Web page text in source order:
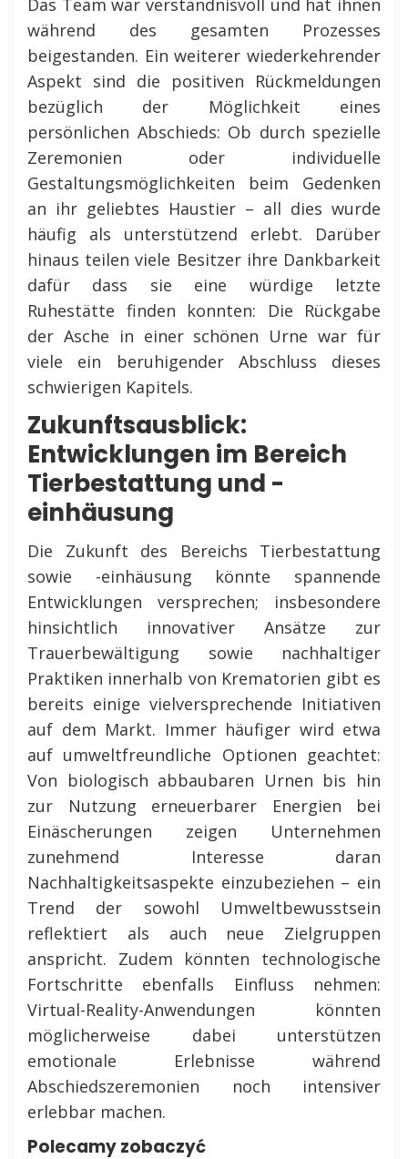
Das Team war verständnisvoll und hat ihnen
während des gesamten Prozesses
beigestanden. Ein weiterer wiederkehrender
Aspekt sind die positiven Rückmeldungen
bezüglich der Möglichkeit eines
persönlichen Abschieds: Ob durch spezielle
Zeremonien oder individuelle
Gestaltungsmöglichkeiten beim Gedenken
an ihr geliebtes Haustier – all dies wurde
häufig als unterstützend erlebt. Darüber
hinaus teilen viele Besitzer ihre Dankbarkeit
dafür dass sie eine würdige letzte
Ruhestätte finden konnten: Die Rückgabe
der Asche in einer schönen Urne war für
viele ein beruhigender Abschluss dieses
schwierigen Kapitels.
Zukunftsausblick:
Entwicklungen im Bereich
Tierbestattung und -
einhäusung
Die Zukunft des Bereichs Tierbestattung
sowie -einhäusung könnte spannende
Entwicklungen versprechen; insbesondere
hinsichtlich innovativer Ansätze zur
Trauerbewältigung sowie nachhaltiger
Praktiken innerhalb von Krematorien gibt es
bereits einige vielversprechende Initiativen
auf dem Markt. Immer häufiger wird etwa
auf umweltfreundliche Optionen geachtet:
Von biologisch abbaubaren Urnen bis hin
zur Nutzung erneuerbarer Energien bei
Einäscherungen zeigen Unternehmen
zunehmend Interesse daran
Nachhaltigkeitsaspekte einzubeziehen – ein
Trend der sowohl Umweltbewusstsein
reflektiert als auch neue Zielgruppen
anspricht. Zudem könnten technologische
Fortschritte ebenfalls Einfluss nehmen:
Virtual-Reality-Anwendungen könnten
möglicherweise dabei unterstützen
emotionale Erlebnisse während
Abschiedszeremonien noch intensiver
erlebbar machen.
Polecamy zobaczyć